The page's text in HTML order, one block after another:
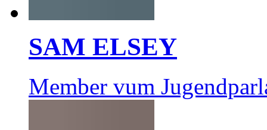
SAM ELSEY
Member vum